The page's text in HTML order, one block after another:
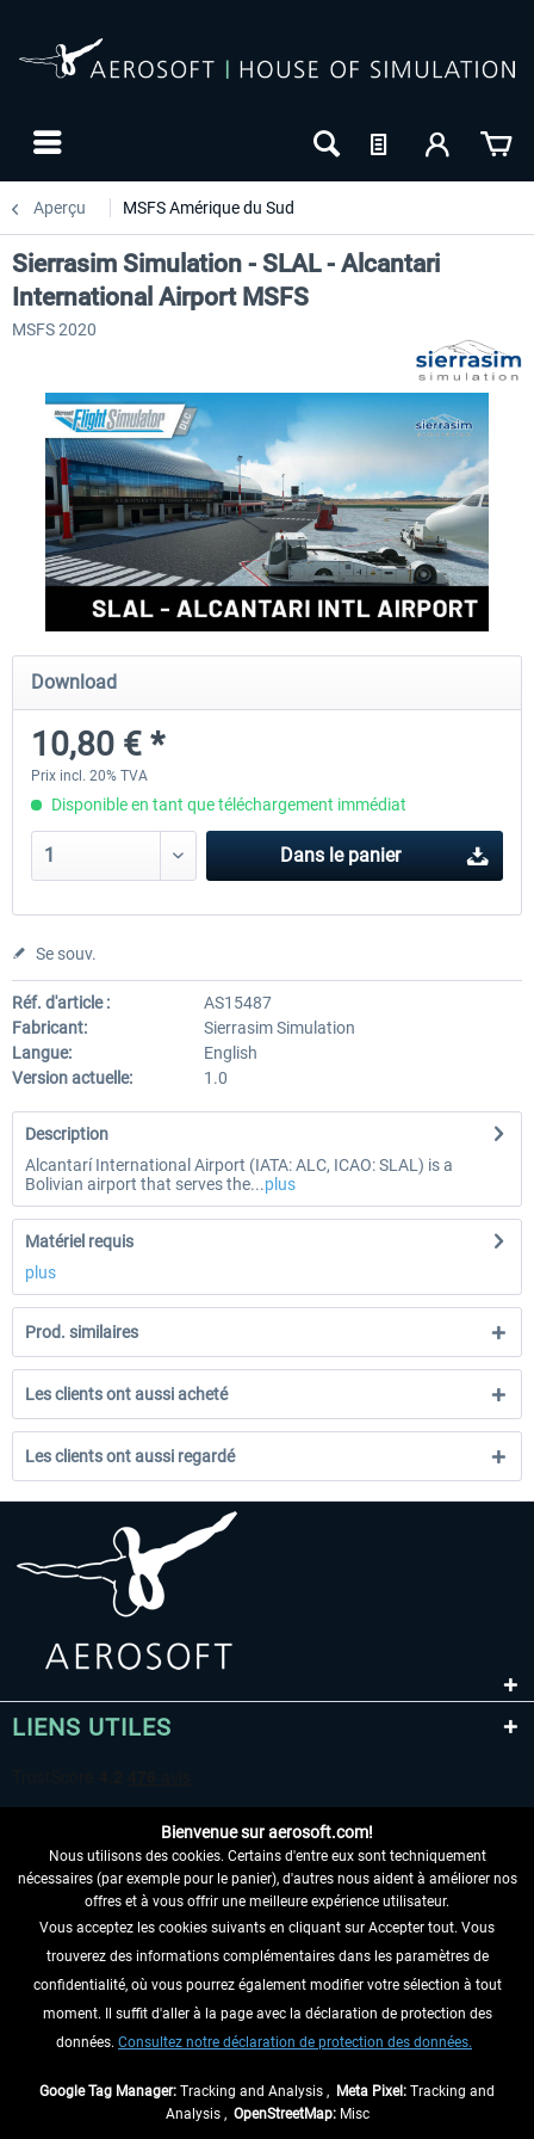
Aperçu MSFS Amérique du Sud
FSDG - Cusco MSFS
Sierrasim Simulation - SKMD
Herrera...
Sierrasim Simulation - SLAL - Alcantari
International Airport MSFS
MSFS 2020
Download
10,80 € *
Prix incl. 20% TVA
Disponible en tant que téléchargement immédiat
Dans le panier
Se souv.
Réf. d'article :
AS15487
Fabricant:
Sierrasim Simulation
Langue:
English
Version actuelle:
1.0
Description
Alcantarí International Airport (IATA: ALC, ICAO: SLAL) is a
Bolivian airport that serves the...plus
Matériel requis
plus
Prod. similaires
Les clients ont aussi acheté
Les clients ont aussi regardé
LIENS UTILES
RENONCER AU CONTRAT ICI
INFORMATIONS
NE MANQUEZ PAS LES DERNIÈRES
Bienvenue sur aerosoft.com!
Nous utilisons des cookies. Certains d'entre eux sont techniquement
nécessaires (par exemple pour le panier), d'autres nous aident à améliorer nos
offres et à vous offrir une meilleure expérience utilisateur.
Vous acceptez les cookies suivants en cliquant sur Accepter tout. Vous
trouverez des informations complémentaires dans les paramètres de
confidentialité, où vous pourrez également modifier votre sélection à tout
moment. Il suffit d'aller à la page avec la déclaration de protection des
données. Consultez notre déclaration de protection des données.
Google Tag Manager: Tracking and Analysis , Meta Pixel: Tracking and
Analysis , OpenStreetMap:Misc